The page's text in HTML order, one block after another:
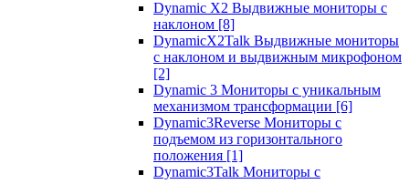
Dynamic X2 Выдвижные мониторы с
наклоном [8]
DynamicX2Talk Выдвижные мониторы
с наклоном и выдвижным микрофоном
[2]
Dynamic 3 Мониторы с уникальным
механизмом трансформации [6]
Dynamic3Reverse Мониторы с
подъемом из горизонтального
положения [1]
Dynamic3Talk Мониторы с